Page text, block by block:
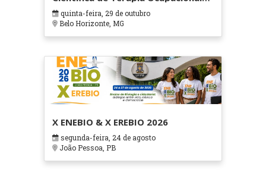
em Contextos Hospitalares e
Cuidados Paliativos - ATOHOSP
quinta-feira, 29 de outubro
Belo Horizonte, MG
X ENEBIO & X EREBIO 2026
segunda-feira, 24 de agosto
João Pessoa, PB